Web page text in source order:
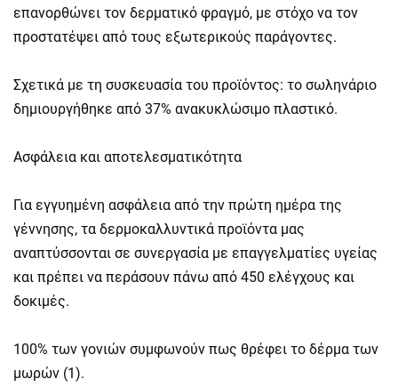
επανορθώνει τον δερματικό φραγμό, με στόχο να τον
προστατέψει από τους εξωτερικούς παράγοντες.
Σχετικά με τη συσκευασία του προϊόντος: το σωληνάριο
δημιουργήθηκε από 37% ανακυκλώσιμο πλαστικό.
Ασφάλεια και αποτελεσματικότητα
Για εγγυημένη ασφάλεια από την πρώτη ημέρα της
γέννησης, τα δερμοκαλλυντικά προϊόντα μας
αναπτύσσονται σε συνεργασία με επαγγελματίες υγείας
και πρέπει να περάσουν πάνω από 450 ελέγχους και
δοκιμές.
100% των γονιών συμφωνούν πως θρέφει το δέρμα των
μωρών (1).